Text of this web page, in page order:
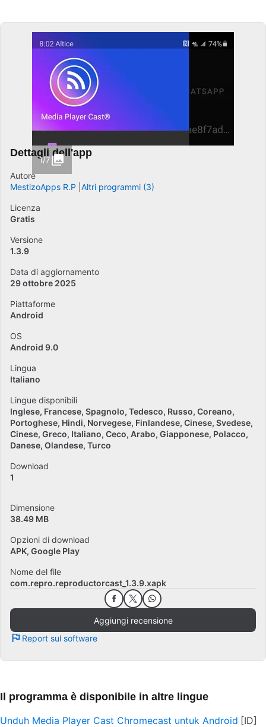
1/7
Dettagli dell'app
Autore
MestizoApps R.P Altri programmi (3)
Licenza
Gratis
Versione
1.3.9
Data di aggiornamento
29 ottobre 2025
Piattaforme
Android
OS
Android 9.0
Lingua
Italiano
Lingue disponibili
Inglese Francese Spagnolo Tedesco Russo Coreano
Portoghese Hindi Norvegese Finlandese Cinese Svedese
Cinese Greco Italiano Ceco Arabo Giapponese Polacco
Danese Olandese Turco
Download
1
Dimensione
38.49 MB
Opzioni di download
APK, Google Play
Nome del file
com.repro.reproductorcast_1.3.9.xapk
Aggiungi recensione
Report sul software
Il programma è disponibile in altre lingue
Unduh Media Player Cast Chromecast untuk Android